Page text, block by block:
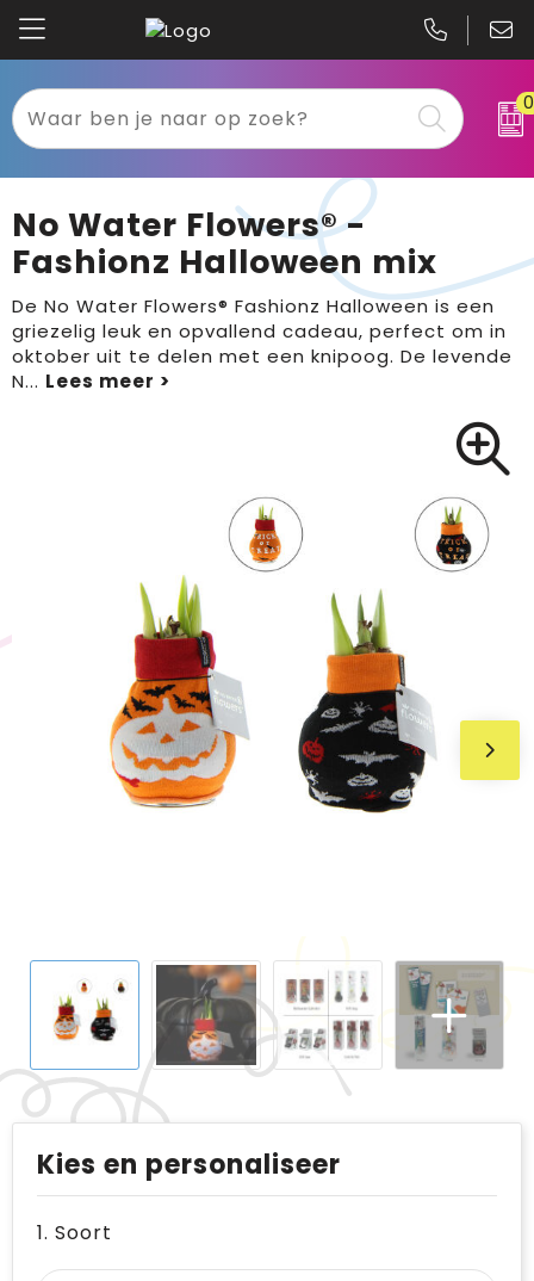
0
Textiel
Werkkleding
Sport
Tassen
Drukwerk
Brievenbuspakketten
Kariban
B&C
Gildan
Clique
No Water Flowers® -
Fashionz Halloween mix
De No Water Flowers® Fashionz Halloween is een
griezelig leuk en opvallend cadeau, perfect om in
oktober uit te delen met een knipoog. De levende
N...
Kies en personaliseer
1. Soort